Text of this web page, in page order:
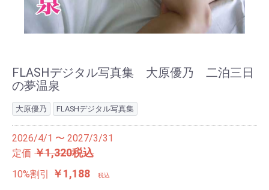
FLASHデジタル写真集 大原優乃 二泊三日
の夢温泉
大原優乃 FLASHデジタル写真集
2026/4/1 〜 2027/3/31
定価 ￥1,320税込
10%割引 ￥1,188 税込